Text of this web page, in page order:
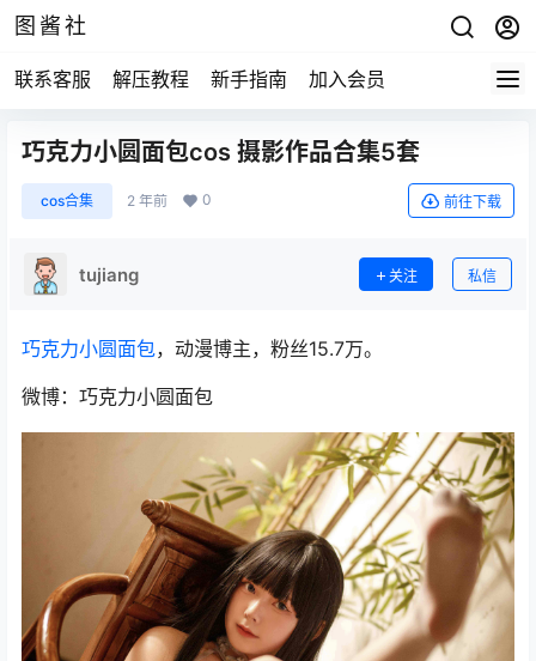
图酱社
联系客服 解压教程 新手指南 加入会员
巧克力小圆面包cos 摄影作品合集5套
cos合集 2 年前 0 前往下载
tujiang 关注 私信
巧克力小圆面包，动漫博主，粉丝15.7万。
微博：巧克力小圆面包